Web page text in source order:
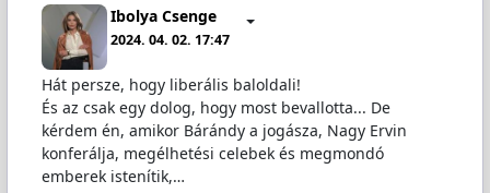
Ibolya Csenge
2024. 04. 02. 17:47
Hát persze, hogy liberális baloldali!
És az csak egy dolog, hogy most bevallotta... De
kérdem én, amikor Bárándy a jogásza, Nagy Ervin
konferálja, megélhetési celebek és megmondó
emberek istenítik,…